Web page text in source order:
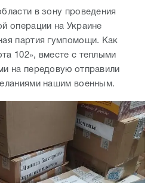
в зону проведения
операции на Украине
партия гумпомощи. Как
102», вместе с теплыми
на передовую отправили
нашим военным.